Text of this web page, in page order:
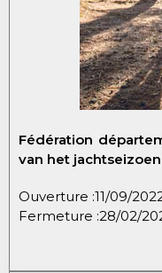
Fédération
van het
Ouverture :11/09/
Fermeture :28/02/